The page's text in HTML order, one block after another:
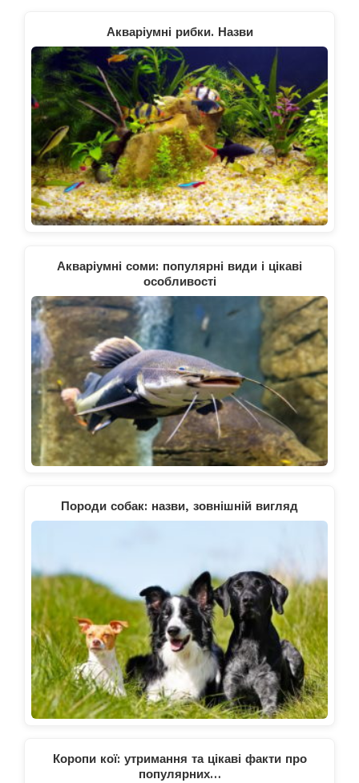
Акваріумні рибки. Назви
Акваріумні соми: популярні види і цікаві
особливості
Породи собак: назви, зовнішній вигляд
Коропи кої: утримання та цікаві факти про
популярних…